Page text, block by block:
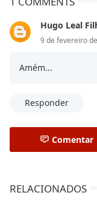
Hugo Leal
9 de fevereiro
Amém...
Responder
Comentar
RELACIONADOS